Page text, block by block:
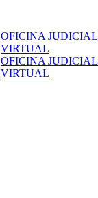
OFICINA JUDICIAL
VIRTUAL
OFICINA JUDICIAL
VIRTUAL